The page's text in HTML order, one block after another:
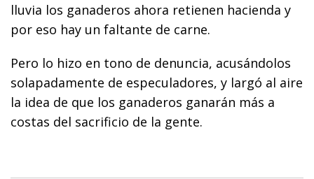
lluvia los ganaderos ahora retienen hacienda y
por eso hay un faltante de carne.
Pero lo hizo en tono de denuncia, acusándolos
solapadamente de especuladores, y largó al aire
la idea de que los ganaderos ganarán más a
costas del sacrificio de la gente.